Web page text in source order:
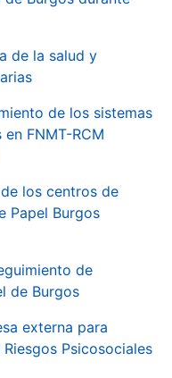
de la salud y
de los sistemas
FNMT-RCM
los centros de
Papel Burgos
de
de Burgos
externa para
Psicosociales